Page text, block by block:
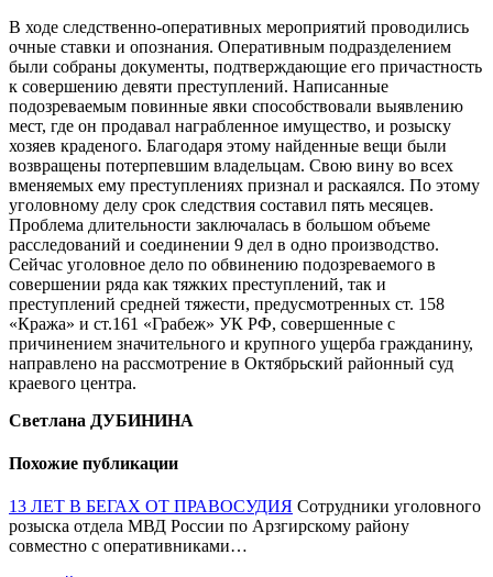
В ходе следственно-оперативных мероприятий проводились
очные ставки и опознания. Оперативным подразделением
были собраны документы, подтверждающие его причастность
к совершению девяти преступлений. Написанные
подозреваемым повинные явки способствовали выявлению
мест, где он продавал награбленное имущество, и розыску
хозяев краденого. Благодаря этому найденные вещи были
возвращены потерпевшим владельцам. Свою вину во всех
вменяемых ему преступлениях признал и раскаялся. По этому
уголовному делу срок следствия составил пять месяцев.
Проблема длительности заключалась в большом объеме
расследований и соединении 9 дел в одно производство.
Сейчас уголовное дело по обвинению подозреваемого в
совершении ряда как тяжких преступлений, так и
преступлений средней тяжести, предусмотренных ст. 158
«Кража» и ст.161 «Грабеж» УК РФ, совершенные с
причинением значительного и крупного ущерба гражданину,
направлено на рассмотрение в Октябрьский районный суд
краевого центра.
Светлана ДУБИНИНА
Похожие публикации
13 ЛЕТ В БЕГАХ ОТ ПРАВОСУДИЯ Сотрудники уголовного
розыска отдела МВД России по Арзгирскому району
совместно с оперативниками…